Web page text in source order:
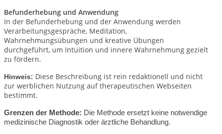
Befunderhebung und Anwendung
In der Befunderhebung und der Anwendung werden
Verarbeitungsgespräche, Meditation,
Wahrnehmungsübungen und kreative Übungen
durchgeführt, um Intuition und innere Wahrnehmung gezielt
zu fördern.
Hinweis: Diese Beschreibung ist rein redaktionell und nicht
zur werblichen Nutzung auf therapeutischen Webseiten
bestimmt.
Grenzen der Methode: Die Methode ersetzt keine notwendige
medizinische Diagnostik oder ärztliche Behandlung.